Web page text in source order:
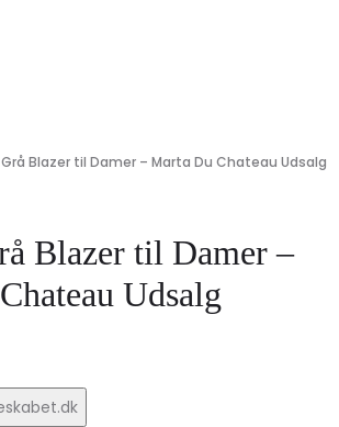
Blazer til Damer – Marta Du Chateau Udsalg
Blazer til Damer –
Udsalg